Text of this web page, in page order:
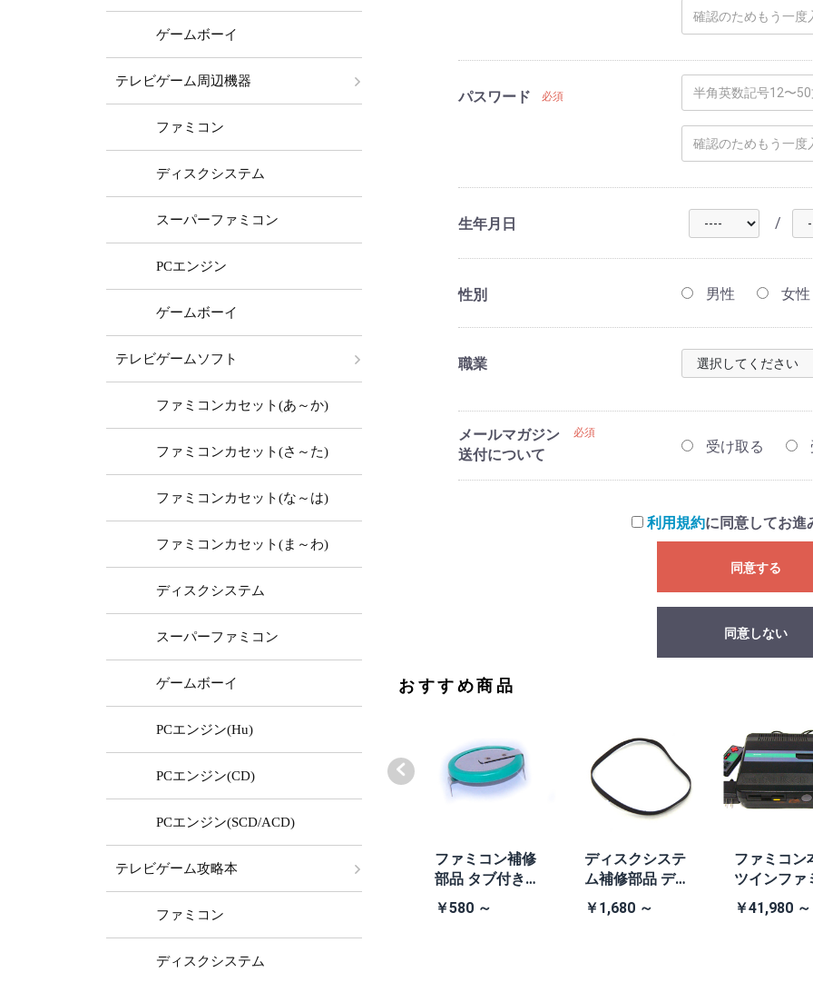
ゲームボーイ
テレビゲーム周辺機器
ファミコン
ディスクシステム
スーパーファミコン
PCエンジン
ゲームボーイ
テレビゲームソフト
ファミコンカセット(あ～か)
ファミコンカセット(さ～た)
ファミコンカセット(な～は)
ファミコンカセット(ま～わ)
ディスクシステム
スーパーファミコン
ゲームボーイ
PCエンジン(Hu)
PCエンジン(CD)
PCエンジン(SCD/ACD)
テレビゲーム攻略本
ファミコン
ディスクシステム
パスワード 必須
生年月日 /
性別 男性 女性
職業
メールマガジン
送付について
必須
受け取る
利用規約に同意してお進
同意する
同意しない
おすすめ商品
ファミコン本体
TEA4TWO FC/A
￥14,980 ～
TEA4TWO FC/A
ファミコン補修
部品 タブ付きコ
イン電池(CR203
2)
￥580 ～
ディスクシステ
ム補修部品 ディ
スクシステム用
交換ベルト
￥1,680 ～
ファミコン
ツインファ
ン本体
B 黒・連射
￥41,980 ～